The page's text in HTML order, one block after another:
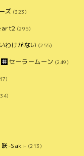
ズ (323)
(295)
わけがない (255)
セーラームーン (249)
咲-Saki- (213)